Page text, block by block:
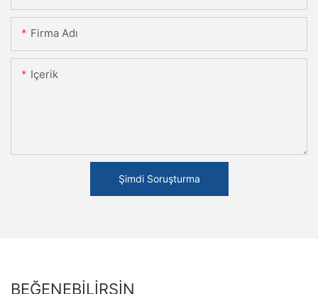
Firma Adı
Içerik
Şimdi Soruşturma
BEĞENEBILIRSIN